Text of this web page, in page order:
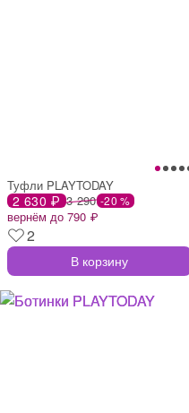
Туфли PLAYTODAY
2 630 ₽ 3 290 -20 %
вернём до 790 ₽
2
В корзину